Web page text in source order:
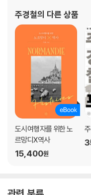
11 카노사의 굴욕, 황제의 석
’이탈리아의 잔 다르크‘ 마틸
12 교황혁명, 법의 힘으로
고해의 강화
13 십자군운동의 신호탄 "
14 소년 십자군, 종말론적
모범적인 십자군 기사 부이
15 아키텐의 알리에노르,
사랑의 궁정
의 문명사》, 《그해, 역사가
주경철의 다른 상품
도시여행자를 위한 노
르망디X역사
15,400원